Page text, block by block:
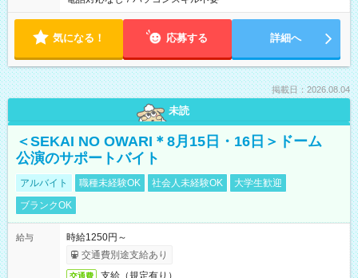
気になる！ 応募する 詳細へ
掲載日：2026.08.04
未読
＜SEKAI NO OWARI＊8月15日・16日＞ドーム
公演のサポートバイト
アルバイト 職種未経験OK 社会人未経験OK
大学生歓迎
ブランクOK
給与
時給1250円～
交通費別途支給あり
交通費 支給（規定有り）